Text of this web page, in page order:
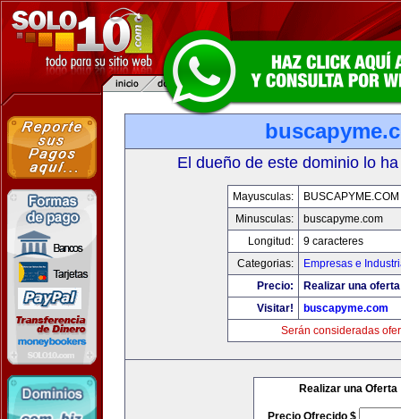
El dueño de este dominio lo
Mayusculas:
BUSCAPYME.COM
Minusculas:
buscapyme.com
Longitud:
9 caracteres
Categorias:
Empresas e
Precio:
Realizar una
Visitar!
buscapyme.com
Serán consideradas
Realizar una Oferta
Precio Ofrecido $